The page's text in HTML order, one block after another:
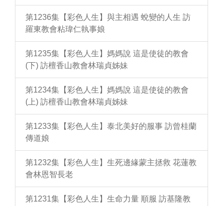
第1236集【彩色人生】與主相遇 蛻變的人生 訪
羅東教會粘瑋仁執事娘
第1235集【彩色人生】媽媽說 這是使徒的教會
(下) 訪檀香山教會林瑞貞姊妹
第1234集【彩色人生】媽媽說 這是使徒的教會
(上) 訪檀香山教會林瑞貞姊妹
第1233集【彩色人生】泰北美好的服事 訪曾桂蘭
傳道娘
第1232集【彩色人生】生死邊緣蒙主拯救 花蓮教
會林恩智長老
第1231集【彩色人生】生命力量 順服 訪基隆教